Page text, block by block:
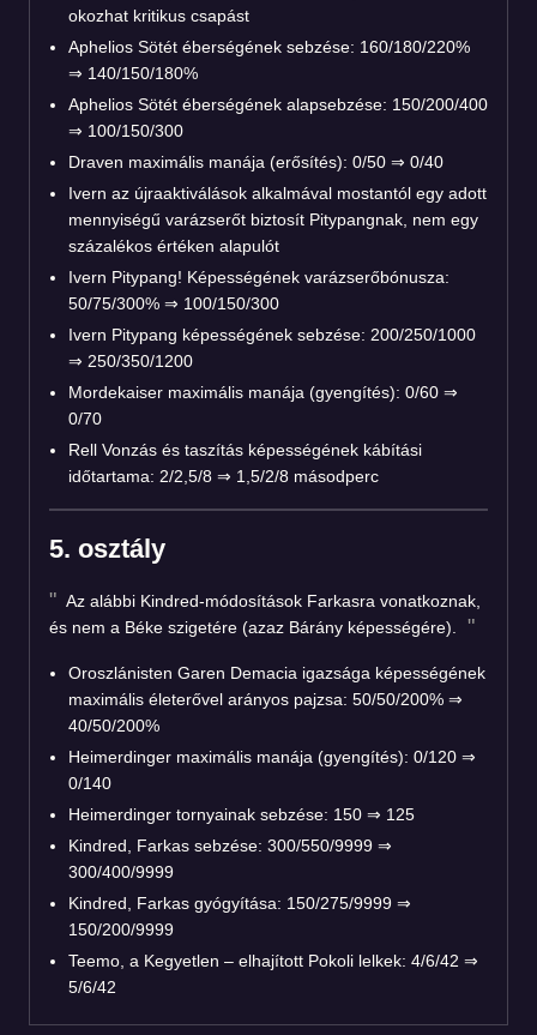
okozhat kritikus csapást
Aphelios Sötét éberségének sebzése: 160/180/220%
⇒ 140/150/180%
Aphelios Sötét éberségének alapsebzése: 150/200/400
⇒ 100/150/300
Draven maximális manája (erősítés): 0/50 ⇒ 0/40
Ivern az újraaktiválások alkalmával mostantól egy adott
mennyiségű varázserőt biztosít Pitypangnak, nem egy
százalékos értéken alapulót
Ivern Pitypang! Képességének varázserőbónusza:
50/75/300% ⇒ 100/150/300
Ivern Pitypang képességének sebzése: 200/250/1000
⇒ 250/350/1200
Mordekaiser maximális manája (gyengítés): 0/60 ⇒
0/70
Rell Vonzás és taszítás képességének kábítási
időtartama: 2/2,5/8 ⇒ 1,5/2/8 másodperc
5. osztály
Az alábbi Kindred-módosítások Farkasra vonatkoznak,
és nem a Béke szigetére (azaz Bárány képességére).
Oroszlánisten Garen Demacia igazsága képességének
maximális életerővel arányos pajzsa: 50/50/200% ⇒
40/50/200%
Heimerdinger maximális manája (gyengítés): 0/120 ⇒
0/140
Heimerdinger tornyainak sebzése: 150 ⇒ 125
Kindred, Farkas sebzése: 300/550/9999 ⇒
300/400/9999
Kindred, Farkas gyógyítása: 150/275/9999 ⇒
150/200/9999
Teemo, a Kegyetlen – elhajított Pokoli lelkek: 4/6/42 ⇒
5/6/42